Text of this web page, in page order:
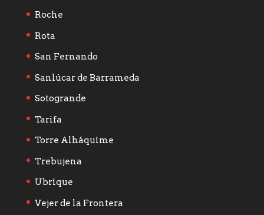
Roche
Rota
San Fernando
Sanlúcar de Barrameda
Sotogrande
Tarifa
Torre Alháquime
Trebujena
Ubrique
Vejer de la Frontera